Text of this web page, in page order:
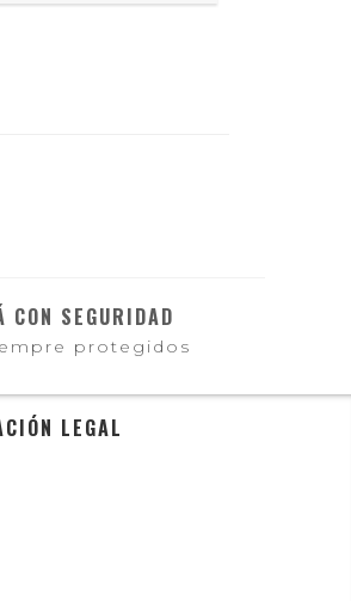
CON SEGURIDAD
protegidos
LEGAL